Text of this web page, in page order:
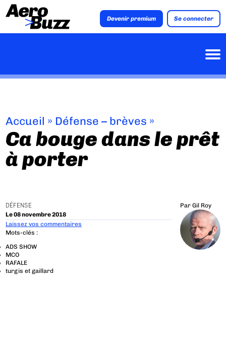
Devenir premium Se connecter
Accueil » Défense – brèves »
Ca bouge dans le prêt
à porter
DÉFENSE
Le 08 novembre 2018
Par Gil Roy
Laissez vos commentaires
Mots-clés :
ADS SHOW
MCO
RAFALE
turgis et gaillard